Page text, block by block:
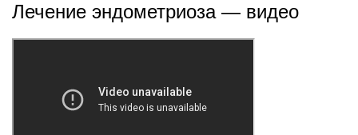
Лечение эндометриоза — видео